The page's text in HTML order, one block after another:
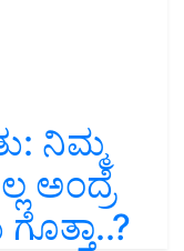
ನಿಮ್ಮ
ಅಂದ್ರೆ